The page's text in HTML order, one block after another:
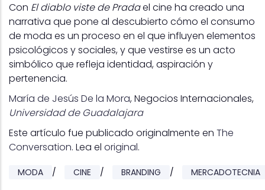
Con El diablo viste de Pradael cine ha creado una
narrativa que pone al descubierto cómo el consumo
de moda es un proceso en el que influyen elementos
psicológicos y sociales, y que vestirse es un acto
simbólico que refleja identidad, aspiración y
pertenencia.
María de Jesús De la Mora, Negocios Internacionales,
Universidad de Guadalajara
Este artículo fue publicado originalmente en The
Conversation. Lea el original.
MODA / CINE / BRANDING / MERCADOTECNIA